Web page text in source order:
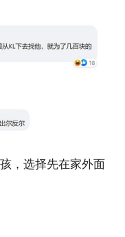
，选择先在家外面